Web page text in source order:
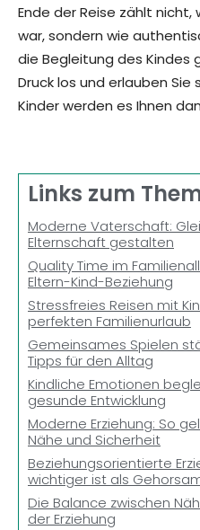
Ende der Reise zählt nicht,
war, sondern wie
die Begleitung des Kindes
Druck los und erlauben Sie
Kinder werden es Ihnen
Links zum
Moderne Vaterschaft:
Elternschaft gestalten
Quality Time im
Eltern-Kind-Beziehung
Stressfreies Reisen mit
perfekten Familienurlaub
Gemeinsames Spielen
Tipps für den Alltag
Kindliche Emotionen
gesunde Entwicklung
Moderne Erziehung: So
Nähe und Sicherheit
Beziehungsorientierte
wichtiger ist als
Die Balance zwischen
der Erziehung